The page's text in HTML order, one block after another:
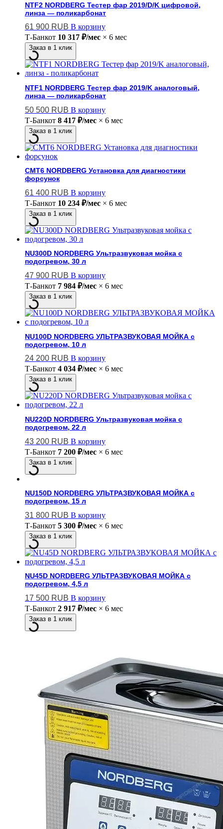
NTF2 NORDBERG Тестер фар 2019/D/K цифровой,
линза — поликарбонат
61 900 RUB В корзину
Т-Банкот 10 317 ₽/мес × 6 мес
Заказ в 1 клик
NTF1 NORDBERG Тестер фар 2019/K аналоговый,
линза — поликарбонат
50 500 RUB В корзину
Т-Банкот 8 417 ₽/мес × 6 мес
Заказ в 1 клик
CMT6 NORDBERG Установка для диагностики
форсунок
61 400 RUB В корзину
Т-Банкот 10 234 ₽/мес × 6 мес
Заказ в 1 клик
NU300D NORDBERG Ультразвуковая мойка с
подогревом, 30 л
47 900 RUB В корзину
Т-Банкот 7 984 ₽/мес × 6 мес
Заказ в 1 клик
NU100D NORDBERG УЛЬТРАЗВУКОВАЯ МОЙКА с
подогревом, 10 л
24 200 RUB В корзину
Т-Банкот 4 034 ₽/мес × 6 мес
Заказ в 1 клик
NU220D NORDBERG Ультразвуковая мойка с
подогревом, 22 л
43 200 RUB В корзину
Т-Банкот 7 200 ₽/мес × 6 мес
Заказ в 1 клик
NU150D NORDBERG УЛЬТРАЗВУКОВАЯ МОЙКА с
подогревом, 15 л
31 800 RUB В корзину
Т-Банкот 5 300 ₽/мес × 6 мес
Заказ в 1 клик
NU45D NORDBERG УЛЬТРАЗВУКОВАЯ МОЙКА с
подогревом, 4,5 л
17 500 RUB В корзину
Т-Банкот 2 917 ₽/мес × 6 мес
Заказ в 1 клик